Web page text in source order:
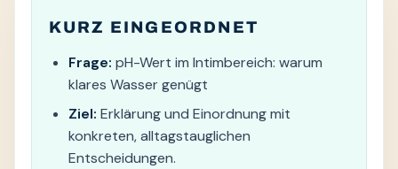
KURZ EINGEORDNET
Frage: pH-Wert im Intimbereich: warum
klares Wasser genügt
Ziel: Erklärung und Einordnung mit
konkreten, alltagstauglichen
Entscheidungen.